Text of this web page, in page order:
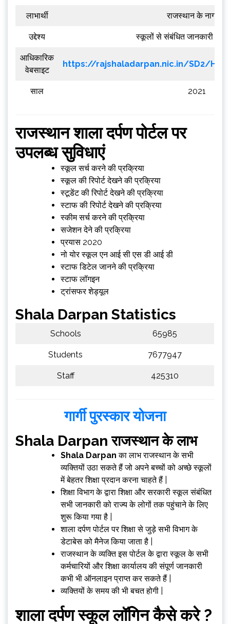
लाभार्थी राजस्थान के नागरिक
उद्देश्य स्कूलों से संबंधित जानकारी
आधिकारिक
वेबसाइट
https://rajshaladarpan.nic.in/SD2/
साल 2021
राजस्थान शाला दर्पण पोर्टल पर
उपलब्ध सुविधाएं
स्कूल सर्च करने की प्रक्रिया
स्कूल की रिपोर्ट देखने की प्रक्रिया
स्टूडेंट की रिपोर्ट देखने की प्रक्रिया
स्टाफ की रिपोर्ट देखने की प्रक्रिया
स्कीम सर्च करने की प्रक्रिया
सजेशन देने की प्रक्रिया
प्रयास 2020
नो योर स्कूल एन आई सी एस डी आई डी
स्टाफ डिटेल जानने की प्रक्रिया
स्टाफ लॉगइन
ट्रांसफर शेड्यूल
Shala Darpan Statistics
Schools 65985
Students 7677947
Staff 425310
गार्गी पुरस्कार योजना
Shala Darpan राजस्थान के लाभ
Shala Darpan का लाभ राजस्थान के सभी
व्यक्तियों उठा सकते हैं जो अपने बच्चों को अच्छे स्कूलों
में बेहतर शिक्षा प्रदान करना चाहते हैं |
शिक्षा विभाग के द्वारा शिक्षा और सरकारी स्कूल संबंधित
सभी जानकारी को राज्य के लोगों तक पहुंचाने के लिए
शुरू किया गया है |
शाला दर्पण पोर्टल पर शिक्षा से जुड़े सभी विभाग के
डेटाबेस को मैनेज किया जाता है |
राजस्थान के व्यक्ति इस पोर्टल के द्वारा स्कूल के सभी
कर्मचारियों और शिक्षा कार्यालय की संपूर्ण जानकारी
कभी भी ऑनलाइन प्राप्त कर सकते हैं |
व्यक्तियों के समय की भी बचत होगी |
शाला दर्पण स्कूल लॉगिन कैसे करे ?